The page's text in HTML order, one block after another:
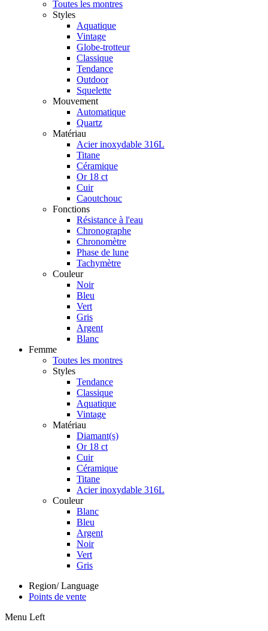
Toutes les montres
Styles
Aquatique
Vintage
Globe-trotteur
Classique
Tendance
Outdoor
Squelette
Mouvement
Automatique
Quartz
Matériau
Acier inoxydable 316L
Titane
Céramique
Or 18 ct
Cuir
Caoutchouc
Fonctions
Résistance à l'eau
Chronographe
Chronomètre
Phase de lune
Tachymètre
Couleur
Noir
Bleu
Vert
Gris
Argent
Blanc
Femme
Toutes les montres
Styles
Tendance
Classique
Aquatique
Vintage
Matériau
Diamant(s)
Or 18 ct
Cuir
Céramique
Titane
Acier inoxydable 316L
Couleur
Blanc
Bleu
Argent
Noir
Vert
Gris
Region/ Language
Points de vente
Menu Left